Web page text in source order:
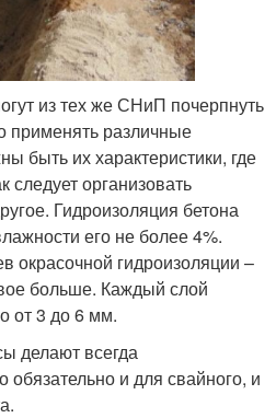
из тех же СНиП почерпнуть
применять различные
быть их характеристики, где
следует организовать
Гидроизоляция бетона
его не более 4%.
окрасочной гидроизоляции –
больше. Каждый слой
от 3 до 6 мм.
делают всегда
и для свайного, и